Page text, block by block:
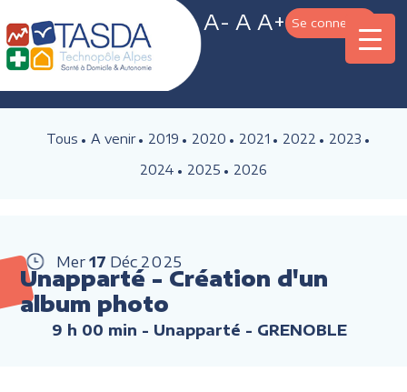
A- A A+ Se connecter
Tous A venir 2019 2020 2021 2022
2023
2024
2025 2026
Mer 17 Déc 2025
Unapparté - Création d'un
album photo
9 h 00 min - Unapparté - GRENOBLE